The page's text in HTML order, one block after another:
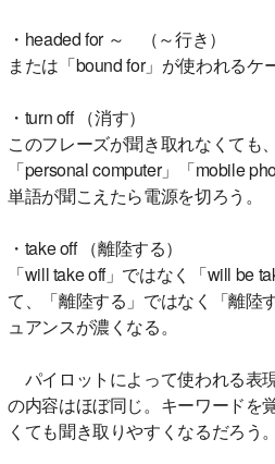
・headed for ～ （～行き）
または「bound for」が使われるケ
・turn off （消す）
このフレーズが聞き取れなくても
「personal computer」「mobile
単語が聞こえたら電源を切ろう。
・take off （離陸する）
「will take off」ではなく「will be
て、「離陸する」ではなく「離陸
ュアンスが濃くなる。
パイロットによって使われる表
の内容はほぼ同じ。キーワードを
くても聞き取りやすくなるだろう。